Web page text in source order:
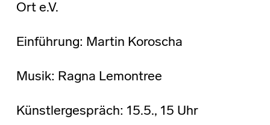
Ort e.V.
Einführung: Martin Koroscha
Musik: Ragna Lemontree
Künstlergespräch: 15.5., 15 Uhr